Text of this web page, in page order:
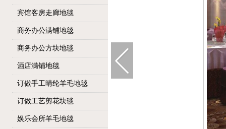
宾馆客房走廊地毯
商务办公满铺地毯
商务办公方块地毯
酒店满铺地毯
订做手工晴纶羊毛地毯
订做工艺剪花块毯
娱乐会所羊毛地毯